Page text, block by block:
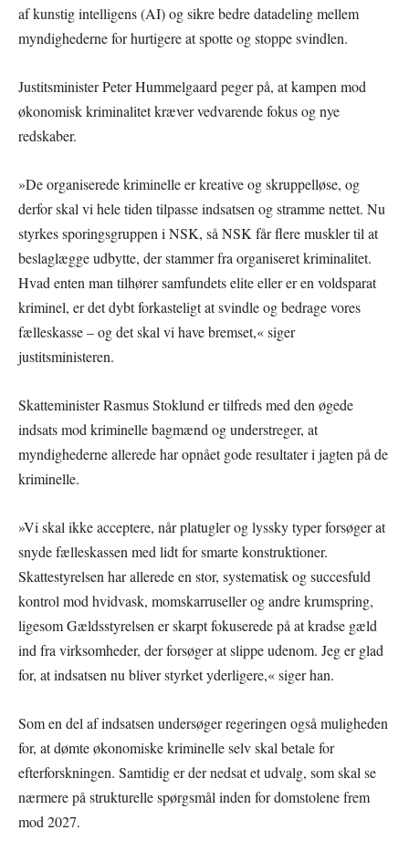
af kunstig intelligens (AI) og sikre bedre datadeling mellem
myndighederne for hurtigere at spotte og stoppe svindlen.
Justitsminister Peter Hummelgaard peger på, at kampen mod
økonomisk kriminalitet kræver vedvarende fokus og nye
redskaber.
»De organiserede kriminelle er kreative og skruppelløse, og
derfor skal vi hele tiden tilpasse indsatsen og stramme nettet. Nu
styrkes sporingsgruppen i NSK, så NSK får flere muskler til at
beslaglægge udbytte, der stammer fra organiseret kriminalitet.
Hvad enten man tilhører samfundets elite eller er en voldsparat
kriminel, er det dybt forkasteligt at svindle og bedrage vores
fælleskasse – og det skal vi have bremset,« siger
justitsministeren.
Skatteminister Rasmus Stoklund er tilfreds med den øgede
indsats mod kriminelle bagmænd og understreger, at
myndighederne allerede har opnået gode resultater i jagten på de
kriminelle.
»Vi skal ikke acceptere, når platugler og lyssky typer forsøger at
snyde fælleskassen med lidt for smarte konstruktioner.
Skattestyrelsen har allerede en stor, systematisk og succesfuld
kontrol mod hvidvask, momskarruseller og andre krumspring,
ligesom Gældsstyrelsen er skarpt fokuserede på at kradse gæld
ind fra virksomheder, der forsøger at slippe udenom. Jeg er glad
for, at indsatsen nu bliver styrket yderligere,« siger han.
Som en del af indsatsen undersøger regeringen også muligheden
for, at dømte økonomiske kriminelle selv skal betale for
efterforskningen. Samtidig er der nedsat et udvalg, som skal se
nærmere på strukturelle spørgsmål inden for domstolene frem
mod 2027.